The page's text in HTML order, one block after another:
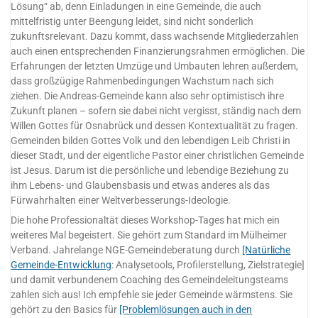
Lösung“ ab, denn Einladungen in eine Gemeinde, die auch
mittelfristig unter Beengung leidet, sind nicht sonderlich
zukunftsrelevant. Dazu kommt, dass wachsende Mitgliederzahlen
auch einen entsprechenden Finanzierungsrahmen ermöglichen. Die
Erfahrungen der letzten Umzüge und Umbauten lehren außerdem,
dass großzügige Rahmenbedingungen Wachstum nach sich
ziehen. Die Andreas-Gemeinde kann also sehr optimistisch ihre
Zukunft planen – sofern sie dabei nicht vergisst, ständig nach dem
Willen Gottes für Osnabrück und dessen Kontextualität zu fragen.
Gemeinden bilden Gottes Volk und den lebendigen Leib Christi in
dieser Stadt, und der eigentliche Pastor einer christlichen Gemeinde
ist Jesus. Darum ist die persönliche und lebendige Beziehung zu
ihm Lebens- und Glaubensbasis und etwas anderes als das
Fürwahrhalten einer Weltverbesserungs-Ideologie.
Die hohe Professionaltät dieses Workshop-Tages hat mich ein
weiteres Mal begeistert. Sie gehört zum Standard im Mülheimer
Verband. Jahrelange NGE-Gemeindeberatung durch [Natürliche
Gemeinde-Entwicklung: Analysetools, Profilerstellung, Zielstrategie]
und damit verbundenem Coaching des Gemeindeleitungsteams
zahlen sich aus! Ich empfehle sie jeder Gemeinde wärmstens. Sie
gehört zu den Basics für [Problemlösungen auch in den